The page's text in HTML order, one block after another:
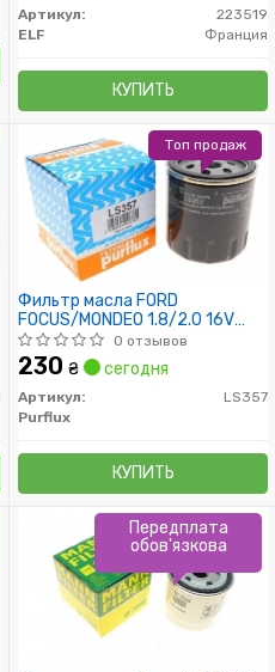
Артикул:
223519
ELF
Франция
КУПИТЬ
Фильтр масла FORD
FOCUS/MONDEO 1.8/2.0 16V
11/02-
0 отзывов
230 ₴ сегодня
Артикул:
LS357
Purflux
КУПИТЬ
Топ продаж
Передплата
обов'язкова